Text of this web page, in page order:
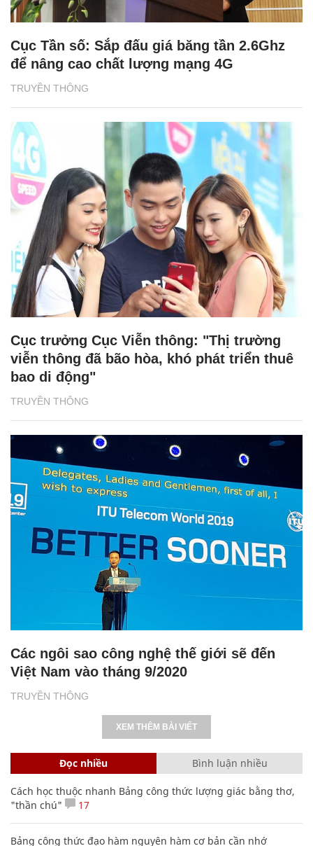
TRUYỀN THÔNG
Cục Tần số: Sắp đấu giá băng tần 2.6Ghz
để nâng cao chất lượng mạng 4G
TRUYỀN THÔNG
Cục trưởng Cục Viễn thông: "Thị trường
viễn thông đã bão hòa, khó phát triển thuê
bao di động"
TRUYỀN THÔNG
Các ngôi sao công nghệ thế giới sẽ đến
Việt Nam vào tháng 9/2020
XEM THÊM BÀI VIẾT
Đọc nhiều Bình luận nhiều
Cách học thuộc nhanh Bảng công thức lượng giác bằng thơ,
"thần chú"
17
Bảng công thức đạo hàm nguyên hàm cơ bản cần nhớ